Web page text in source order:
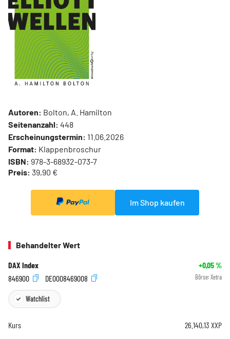
Autoren: Bolton, A. Hamilton
Seitenanzahl: 448
Erscheinungstermin: 11.06.2026
Format: Klappenbroschur
ISBN: 978-3-68932-073-7
Preis: 39,90 €
Im Shop kaufen
Behandelter Wert
DAX Index +0,05%
846900
DE0008469008 Börse: Xetra
Watchlist
Kurs 26.140,13 XXP